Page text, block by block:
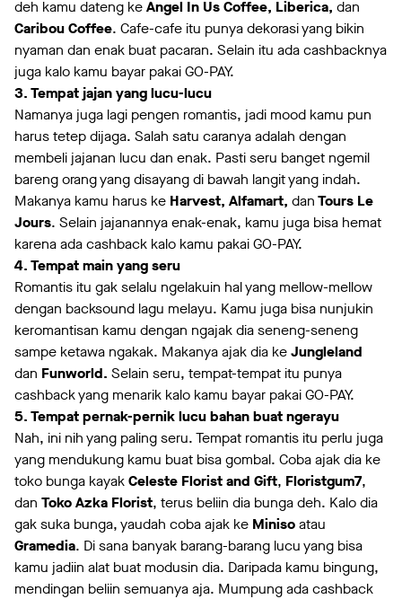
deh kamu dateng keAngel In Us Coffee, Liberica, dan
Caribou Coffee. Cafe-cafe itu punya dekorasi yang bikin
nyaman dan enak buat pacaran. Selain itu ada cashbacknya
juga kalo kamu bayar pakai GO-PAY.
3. Tempat jajan yang lucu-lucu
Namanya juga lagi pengen romantis, jadi mood kamu pun
harus tetep dijaga. Salah satu caranya adalah dengan
membeli jajanan lucu dan enak. Pasti seru banget ngemil
bareng orang yang disayang di bawah langit yang indah.
Makanya kamu harus ke Harvest, Alfamart, danTours Le
Jours. Selain jajanannya enak-enak, kamu juga bisa hemat
karena ada cashback kalo kamu pakai GO-PAY.
4. Tempat main yang seru
Romantis itu gak selalu ngelakuin hal yang mellow-mellow
dengan backsound lagu melayu. Kamu juga bisa nunjukin
keromantisan kamu dengan ngajak dia seneng-seneng
sampe ketawa ngakak. Makanya ajak dia keJungleland
dan Funworld. Selain seru, tempat-tempat itu punya
cashback yang menarik kalo kamu bayar pakai GO-PAY.
5. Tempat pernak-pernik lucu bahan buat ngerayu
Nah, ini nih yang paling seru. Tempat romantis itu perlu juga
yang mendukung kamu buat bisa gombal. Coba ajak dia ke
toko bunga kayakCeleste Florist and Gift, Floristgum7,
dan Toko Azka Florist, terus beliin dia bunga deh. Kalo dia
gak suka bunga, yaudah coba ajak ke Minisoatau
Gramedia. Di sana banyak barang-barang lucu yang bisa
kamu jadiin alat buat modusin dia. Daripada kamu bingung,
mendingan beliin semuanya aja. Mumpung ada cashback